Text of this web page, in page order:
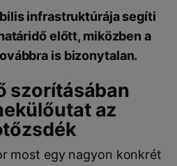
infrastruktúrája segíti
előtt, miközben a
is bizonytalan.
szorításában
az
most egy nagyon konkrét